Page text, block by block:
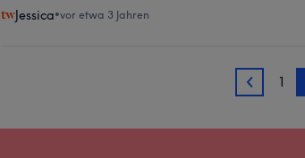
Jessica•vor etwa 3 Jahren
1 1